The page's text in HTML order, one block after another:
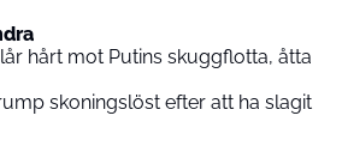
hårt mot Putins skuggflotta, åtta
skoningslöst efter att ha slagit